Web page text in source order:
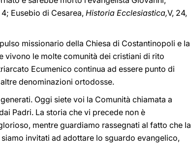
4; Eusebio di Cesarea, Historia Ecclesiastica,V, 24,
missionario della Chiesa di Costantinopoli e la
vivono le molte comunità dei cristiani di rito
Ecumenico continua ad essere punto di
denominazioni ortodosse.
Oggi siete voi la Comunità chiamata a
Padri. La storia che vi precede non è
mentre guardiamo rassegnati al fatto che la
invitati ad adottare lo sguardo evangelico,